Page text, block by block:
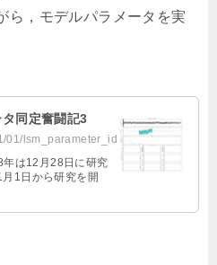
ら，モデルパラメータを実
同定奮闘記3
01/lsm_parameter_identification3/
は12月28日に研究
1日から研究を開